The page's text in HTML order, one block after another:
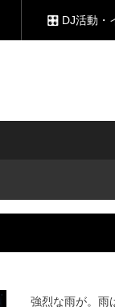
🎛 DJ活動・
強烈な雨が。雨